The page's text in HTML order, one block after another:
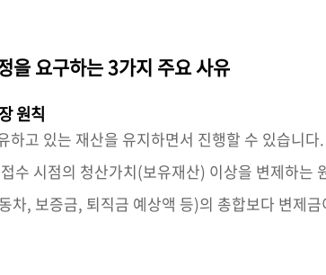
을 요구하는 3가지 주요 사유
원칙
하고 있는 재산을 유지하면서 진행할 수 있습니다.
수 시점의 청산가치(보유재산) 이상을 변제하는
차, 보증금, 퇴직금 예상액 등)의 총합보다 변제